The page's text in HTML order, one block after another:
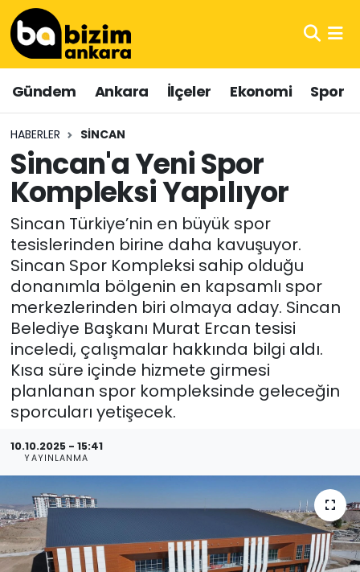
Gündem Ankara İlçeler Ekonomi Spor
HABERLER SINCAN
Sincan'a Yeni Spor
Kompleksi Yapılıyor
Sincan Türkiye’nin en büyük spor
tesislerinden birine daha kavuşuyor.
Sincan Spor Kompleksi sahip olduğu
donanımla bölgenin en kapsamlı spor
merkezlerinden biri olmaya aday. Sincan
Belediye Başkanı Murat Ercan tesisi
inceledi, çalışmalar hakkında bilgi aldı.
Kısa süre içinde hizmete girmesi
planlanan spor kompleksinde geleceğin
sporcuları yetişecek.
10.10.2025 - 15:41
YAYINLANMA
Hava Durumu
Trafik Durumu
Süper Lig Puan Durumu ve Fikstür
Tüm Manşetler
Son Dakika Haberleri
Haber Arşivi